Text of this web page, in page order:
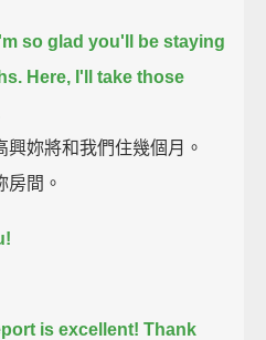
so glad you'll be staying
Here, I'll take those
妳將和我們住幾個月。
房間。
is excellent! Thank